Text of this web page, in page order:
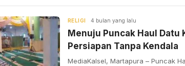
RELIGI 4 bulan yang lalu
Menuju Puncak Haul Datu
Persiapan Tanpa Kendala
MediaKalsel, Martapura – Puncak